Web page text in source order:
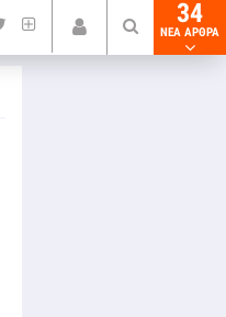
34
NEA ΑΡΘΡΑ